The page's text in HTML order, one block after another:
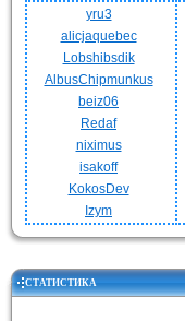
yru3
alicjaquebec
Lobshibsdik
AlbusChipmunkus
beiz06
Redaf
niximus
isakoff
KokosDev
Izym
СТАТИСТИКА